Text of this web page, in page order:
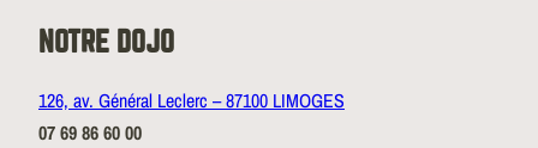
NOTRE DOJO
126, av. Général Leclerc – 87100 LIMOGES
07 69 86 60 00